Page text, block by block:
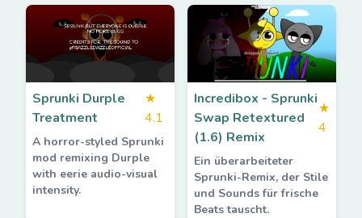
Sprunki Durple
Treatment
★
4.1
A horror-styled Sprunki
mod remixing Durple
with eerie audio-visual
intensity.
Incredibox - Sprunki
Swap Retextured
(1.6) Remix
★
4
Ein überarbeiteter
Sprunki-Remix, der Stile
und Sounds für frische
Beats tauscht.